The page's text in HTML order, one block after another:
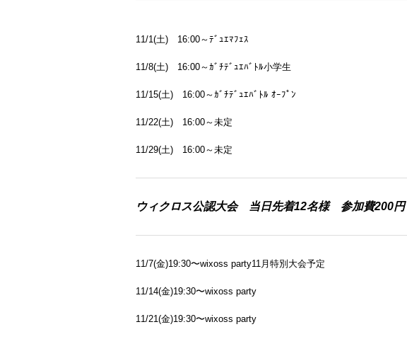
11/1(土) 16:00～ﾃﾞｭｴﾏﾌｪｽ
11/8(土) 16:00～ｶﾞﾁﾃﾞｭｴﾊﾞﾄﾙ小学生
11/15(土) 16:00～ｶﾞﾁﾃﾞｭｴﾊﾞﾄﾙ ｵｰﾌﾟﾝ
11/22(土) 16:00～未定
11/29(土) 16:00～未定
ウィクロス公認大会 当日先着12名様 参加費200円
11/7(金)19:30〜wixoss party11月特別大会予定
11/14(金)19:30〜wixoss party
11/21(金)19:30〜wixoss party